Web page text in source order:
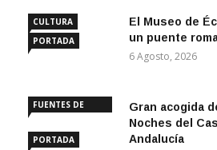
CULTURA
PORTADA
El Museo de
un puente
6 Agosto, 2026
FUENTES DE
PORTADA
Gran acogida
Noches del
Andalucía